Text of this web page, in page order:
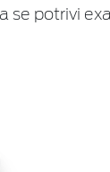
se potrivi